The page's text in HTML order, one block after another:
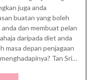
juga anda
buatan yang boleh
dan membuat pelan
daripada diet anda
masa depan penjagaan
Tan Sri…